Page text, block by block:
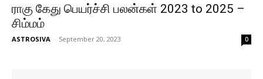
ராகு கேது பெயர்ச்சி பலன்கள் 2023 to 2025 –
சிம்மம்
ASTROSIVA - September 20, 2023 0